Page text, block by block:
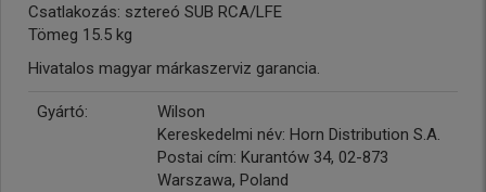
Csatlakozás: sztereó SUB RCA/LFE
Tömeg 15.5 kg
Hivatalos magyar márkaszerviz garancia.
Gyártó:
Wilson
Kereskedelmi név: Horn Distribution S.A.
Postai cím: Kurantów 34, 02-873
Warszawa, Poland